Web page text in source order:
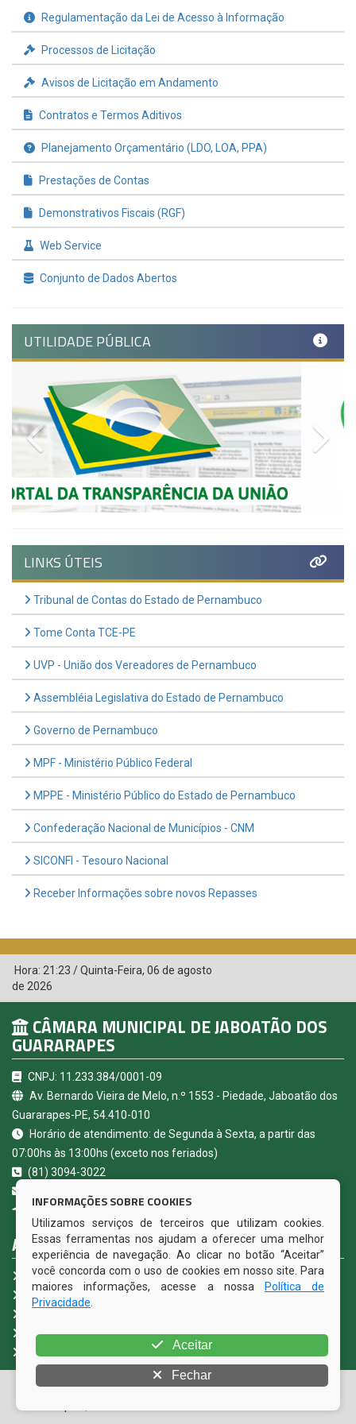
Regulamentação da Lei de Acesso à Informação
Processos de Licitação
Avisos de Licitação em Andamento
Contratos e Termos Aditivos
Planejamento Orçamentário (LDO, LOA, PPA)
Prestações de Contas
Demonstrativos Fiscais (RGF)
Web Service
Conjunto de Dados Abertos
UTILIDADE PÚBLICA
Previous
LINKS ÚTEIS
Tribunal de Contas do Estado de Pernambuco
Tome Conta TCE-PE
UVP - União dos Vereadores de Pernambuco
Assembléia Legislativa do Estado de Pernambuco
Governo de Pernambuco
MPF - Ministério Público Federal
MPPE - Ministério Público do Estado de Pernambuco
Confederação Nacional de Municípios - CNM
SICONFI - Tesouro Nacional
Receber Informações sobre novos Repasses
Hora: 21:23 /Quinta-Feira, 06 de agosto
de 2026
CÂMARA MUNICIPAL DE JABOATÃO DOS
GUARARAPES
CNPJ: 11.233.384/0001-09
Av. Bernardo Vieira de Melo, n.º 1553 - Piedade, Jaboatão dos
Guararapes-PE, 54.410-010
Horário de atendimento: de Segunda à Sexta, a partir das
07:00hs às 13:00hs (exceto nos feriados)
(81) 3094-3022
Jaboatão dos Guararapes - PE
ACESSE NOSSOS SERVIÇOS
Portal da Transparência
Carta de Serviços ao Usuário - CSU
Ouvidoria Legislativa
Fale Conosco
© Copyright 2026 Câmara Municipal de Jaboatão dos
INFORMAÇÕES SOBRE COOKIES
Utilizamos serviços de terceiros que utilizam cookies.
Essas ferramentas nos ajudam a oferecer uma melhor
experiência de navegação. Ao clicar no botão “Aceitar”
você concorda com o uso de cookies em nosso site. Para
maiores informações, acesse a nossa
Política de
Privacidade
Aceitar
Fechar